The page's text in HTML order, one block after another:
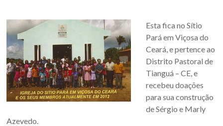
Esta fica no Sítio
Pará em Viçosa do
Ceará, e pertence ao
Distrito Pastoral de
Tianguá – CE, e
recebeu doações
para sua construção
de Sérgio e Marly
Azevedo.